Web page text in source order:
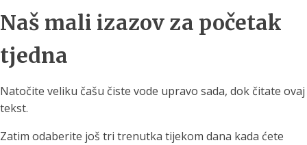
Naš mali izazov za početak
tjedna
Natočite veliku čašu čiste vode upravo sada, dok čitate ovaj
tekst.
Zatim odaberite još tri trenutka tijekom dana kada ćete